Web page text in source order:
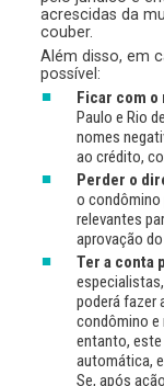
acrescidas da
couber.
Além disso, em
possível:
Ficar com o
Paulo e Rio
nomes
ao crédito,
Perder o
o condômino
relevantes
aprovação
Ter a conta
poderá fazer
condômino e
entanto,
automática,
Se, após